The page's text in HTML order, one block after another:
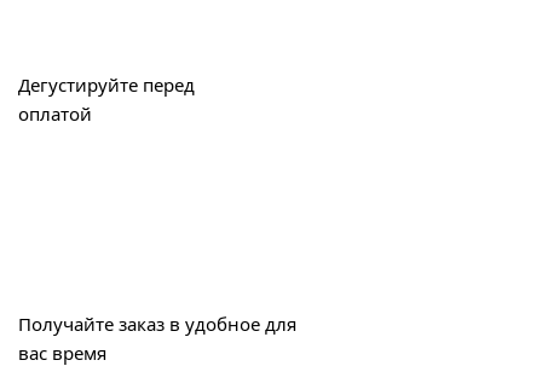
Дегустируйте перед
оплатой
Получайте заказ в удобное для
вас время